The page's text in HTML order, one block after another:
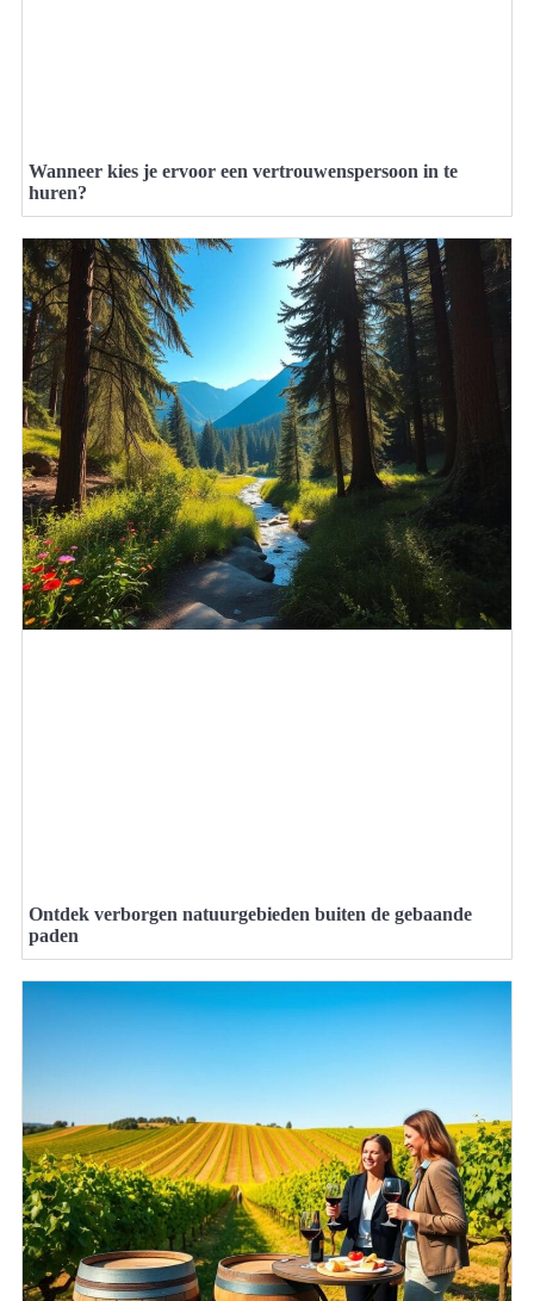
Wanneer kies je ervoor een vertrouwenspersoon in te
huren?
Ontdek verborgen natuurgebieden buiten de gebaande
paden